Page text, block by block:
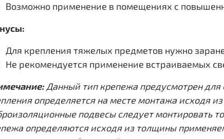
Возможно применение в помещениях с
Для крепления тяжелых предметов нужно
Не рекомендуется применение встраиваемых
Данный тип крепежа предусмотрен
определяется на месте монтажа исходя
подвесы следует монтировать
определяются исходя из толщины